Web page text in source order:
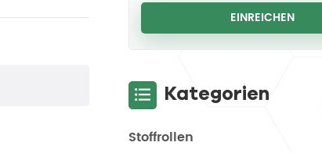
Kategorien
Stoffrollen